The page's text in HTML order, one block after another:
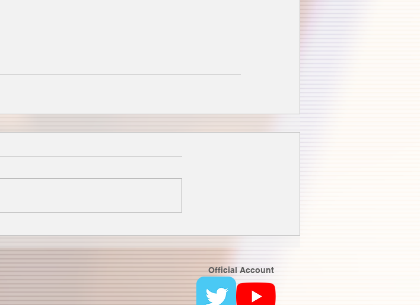
Official Account